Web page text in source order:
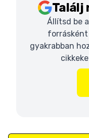
Találj
Állítsd be
forrásként
gyakrabban